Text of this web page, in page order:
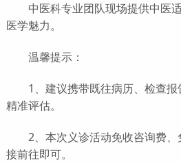
中医科专业团队现场提供中医
医学魅力。
温馨提示：
1、建议携带既往病历、检查报
精准评估。
2、本次义诊活动免收咨询费、
接前往即可。